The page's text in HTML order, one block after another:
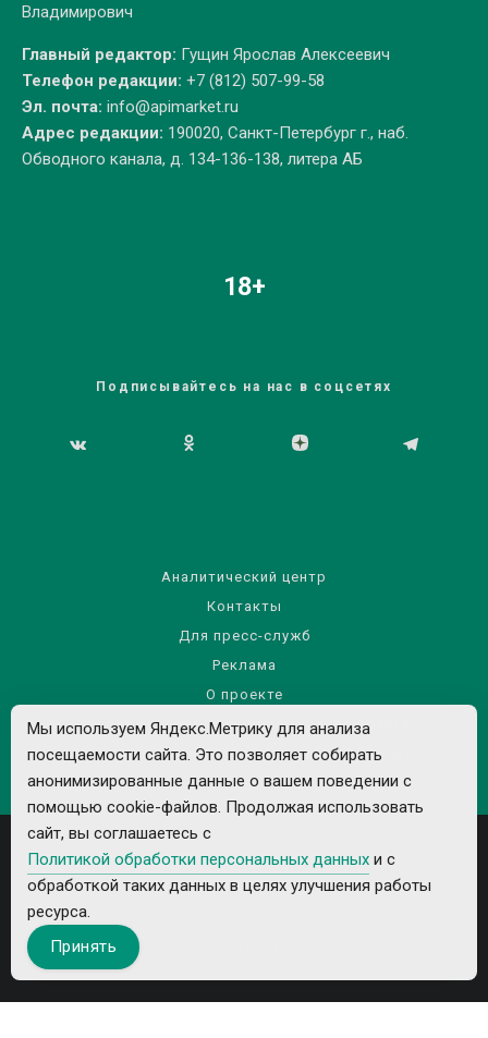
Владимирович
Главный редактор: Гущин Ярослав Алексеевич
Телефон редакции: +7 (812) 507-99-58
Эл. почта: info@apimarket.ru
Адрес редакции: 190020, Санкт-Петербург г., наб.
Обводного канала, д. 134-136-138, литера АБ
18+
Подписывайтесь на нас в соцсетях
Аналитический центр
Контакты
Для пресс-служб
Реклама
О проекте
Правила использования материалов сайта
Политика обработки персональных данных
Все рекламируемые товары и услуги имеют необходимые лицензии и
Мы используем Яндекс.Метрику для анализа
посещаемости сайта. Это позволяет собирать
анонимизированные данные о вашем поведении с
помощью cookie-файлов. Продолжая использовать
сайт, вы соглашаетесь с
Политикой обработки персональных данных и с
обработкой таких данных в целях улучшения работы
ресурса.
Принять